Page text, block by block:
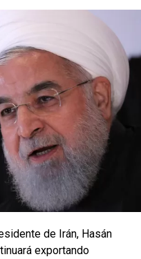
de Irán, Hasán
exportando